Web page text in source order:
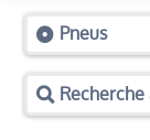
Pneus